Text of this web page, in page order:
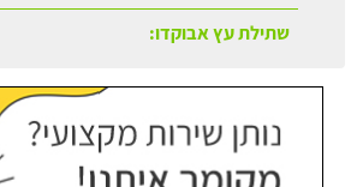
שתילת עץ אבוקדו: